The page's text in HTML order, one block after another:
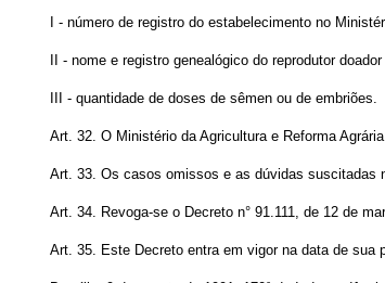
I - número de registro do estabelecimento no
II - nome e registro genealógico do reprodutor
III - quantidade de doses de sêmen ou de embriões.
Art. 32. O Ministério da Agricultura e Reforma
Art. 33. Os casos omissos e as dúvidas suscitadas
Art. 34. Revoga-se o Decreto n° 91.111, de 12 de
Art. 35. Este Decreto entra em vigor na data de sua